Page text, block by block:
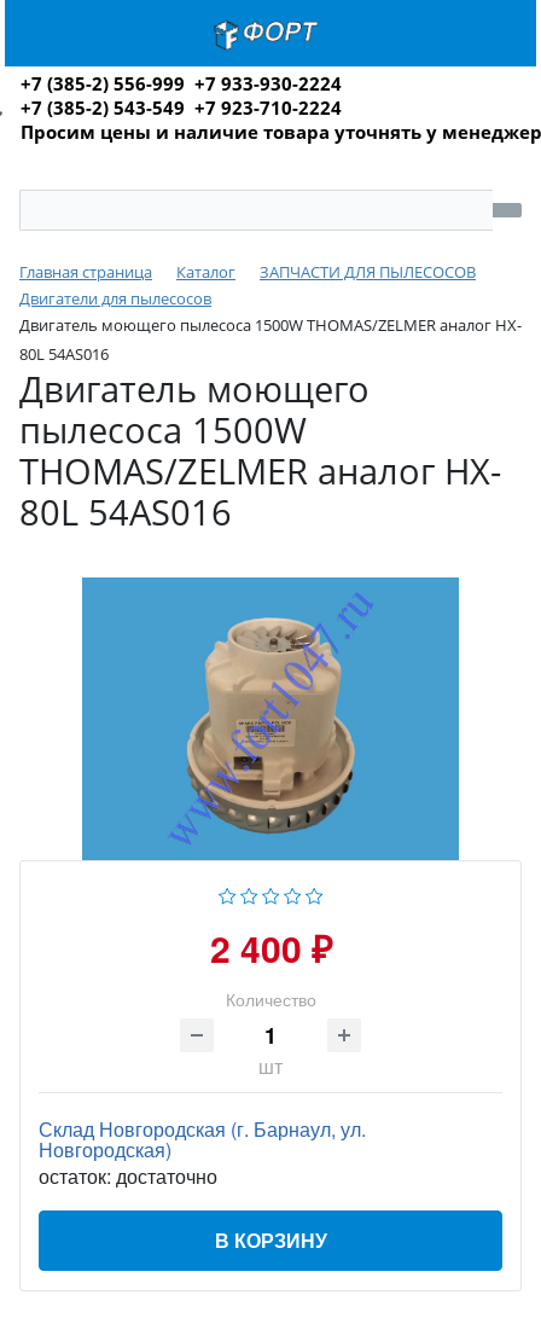
+7 (385-2) 556-999 +7 933-930-2224
+7 (385-2) 543-549 +7 923-710-2224
Просим цены и наличие товара уточнять у
Главная страница Каталог
ЗАПЧАСТИ ДЛЯ ПЫЛЕСОСОВ
Двигатели для пылесосов
Двигатель моющего пылесоса 1500W THOMAS/ZELMER аналог HX-
80L 54AS016
Двигатель моющего
пылесоса 1500W
THOMAS/ZELMER аналог HX-
80L 54AS016
2 400 ₽
Количество
шт
Склад Новгородская (г. Барнаул, ул.
Новгородская)
остаток: достаточно
В КОРЗИНУ